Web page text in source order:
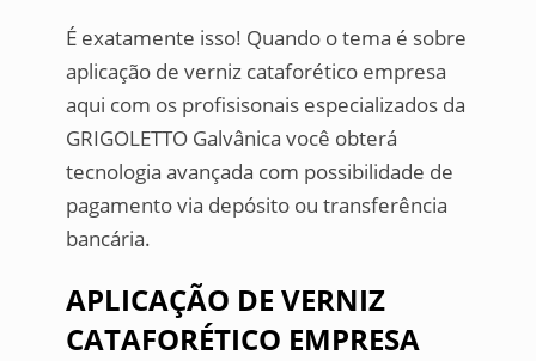
É exatamente isso! Quando o tema é sobre
aplicação de verniz cataforético empresa
aqui com os profisisonais especializados da
GRIGOLETTO Galvânica você obterá
tecnologia avançada com possibilidade de
pagamento via depósito ou transferência
bancária.
APLICAÇÃO DE VERNIZ
CATAFORÉTICO EMPRESA